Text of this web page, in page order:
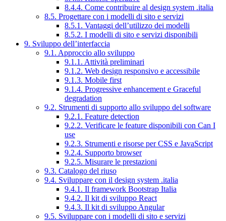
8.4.4. Come contribuire al design system .italia
8.5. Progettare con i modelli di sito e servizi
8.5.1. Vantaggi dell’utilizzo dei modelli
8.5.2. I modelli di sito e servizi disponibili
9. Sviluppo dell’interfaccia
9.1. Approccio allo sviluppo
9.1.1. Attività preliminari
9.1.2. Web design responsivo e accessibile
9.1.3. Mobile first
9.1.4. Progressive enhancement e Graceful
degradation
9.2. Strumenti di supporto allo sviluppo del software
9.2.1. Feature detection
9.2.2. Verificare le feature disponibili con Can I
use
9.2.3. Strumenti e risorse per CSS e JavaScript
9.2.4. Supporto browser
9.2.5. Misurare le prestazioni
9.3. Catalogo del riuso
9.4. Sviluppare con il design system .italia
9.4.1. Il framework Bootstrap Italia
9.4.2. Il kit di sviluppo React
9.4.3. Il kit di sviluppo Angular
9.5. Sviluppare con i modelli di sito e servizi